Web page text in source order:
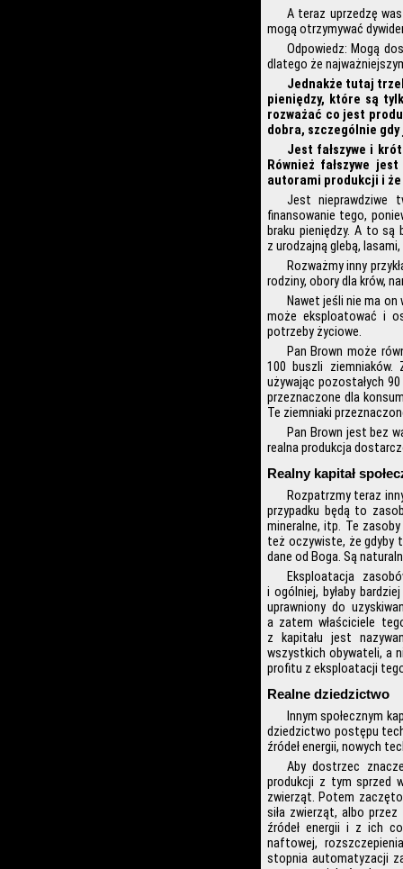
A teraz uprzedzę
mogą otrzymywać
Odpowiedz: Mogą
dlatego że
Jednakże tutaj
pieniędzy, które są
rozważać co jest
dobra, szczególnie
Jest fałszywe i
Również fałszywe
autorami produkcji i
Jest nieprawdziwe
finansowanie tego,
braku pieniędzy. A to są
z urodzajną glebą,
Rozważmy inny
rodziny, obory dla krów,
Nawet jeśli nie ma
może eksploatować i
potrzeby życiowe.
Pan Brown może
100 buszli ziemniaków.
używając pozostałych
przeznaczone dla
Te ziemniaki
Pan Brown jest bez
realna produkcja
Realny kapitał
Rozpatrzmy teraz
przypadku będą to
mineralne, itp. Te
też oczywiste, że gdyby
dane od Boga. Są
Eksploatacja
i ogólniej, byłaby
uprawniony do
a zatem właściciele
z kapitału jest
wszystkich obywateli, a
profitu z eksploatacji
Realne dziedzictwo
Innym społecznym
dziedzictwo postępu
źródeł energii, nowych
Aby dostrzec
produkcji z tym sprzed
zwierząt. Potem zaczęto
siła zwierząt, albo
źródeł energii i z ich
naftowej,
stopnia automatyzacji